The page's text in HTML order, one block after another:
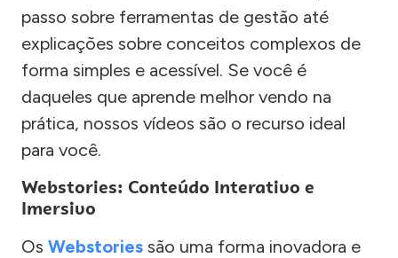
passo sobre ferramentas de gestão até
explicações sobre conceitos complexos de
forma simples e acessível. Se você é
daqueles que aprende melhor vendo na
prática, nossos vídeos são o recurso ideal
para você.
Webstories: Conteúdo Interativo e
Imersivo
Os Webstories são uma forma inovadora e